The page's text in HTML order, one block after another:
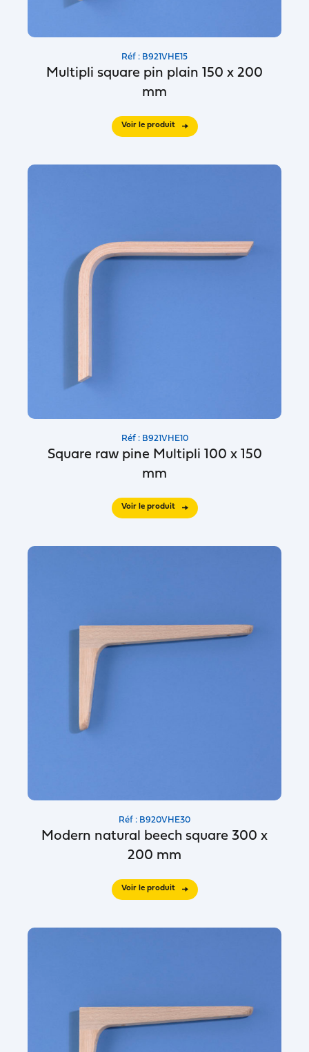
Réf : B921VHE15
Multipli square pin plain 150 x 200
mm
Voir le produit
Réf : B921VHE10
Square raw pine Multipli 100 x 150
mm
Voir le produit
Réf : B920VHE30
Modern natural beech square 300 x
200 mm
Voir le produit